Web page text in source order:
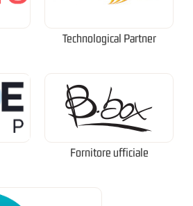
Technological Partner
Fornitore ufficiale